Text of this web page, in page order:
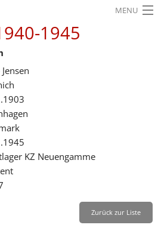
MENU
Leichte Sprache
1945
KZ Neuengamme
Zurück zur Liste